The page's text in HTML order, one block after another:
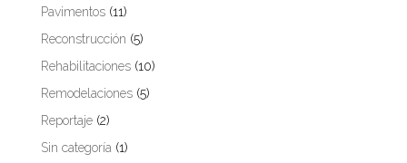
Pavimentos(11)
Reconstrucción (5)
Rehabilitaciones(10)
Remodelaciones(5)
Reportaje(2)
Sin categoría (1)